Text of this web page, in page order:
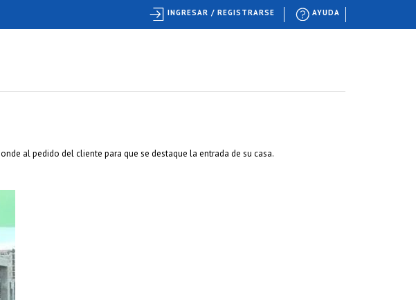
al pedido del cliente para que se destaque la entrada de su casa.
AYUDA
INGRESAR / REGISTRARSE